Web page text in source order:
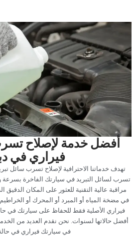
‏أفضل خدمة لإصلاح
فيراري في
‏تهدف خدماتنا الاحترافية لإصلاح تسرب سائل
تسرب لسائل التبريد في سيارتك الفاخرة
مراقبة عالية التقنية للعثور على المكان
في مضخة المياه أو المبرد أو المحرك أو
فيراري الأصلية فقط للحفاظ على سيارتك في
أفضل حالاتها لسنوات. نحن نقدم العديد من
في سيارتك فيراري في